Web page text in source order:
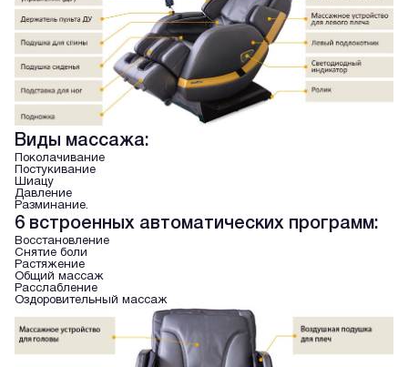
Виды массажа:
Поколачивание
Постукивание
Шиацу
Давление
Разминание.
6 встроенных автоматических программ:
Восстановление
Снятие боли
Растяжение
Общий массаж
Расслабление
Оздоровительный массаж